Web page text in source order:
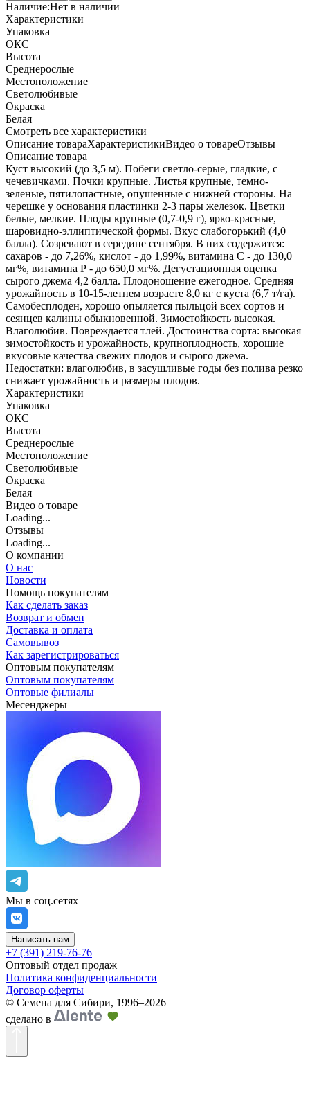
Наличие:Нет в наличии
Характеристики
Упаковка
ОКС
Высота
Среднерослые
Местоположение
Светолюбивые
Окраска
Белая
Cмотреть все характеристики
Описание товараХарактеристикиВидео о товареОтзывы
Описание товара
Куст высокий (до 3,5 м). Побеги светло-серые, гладкие, с
чечевичками. Почки крупные. Листья крупные, темно-
зеленые, пятилопастные, опушенные с нижней стороны. На
черешке у основания пластинки 2-3 пары железок. Цветки
белые, мелкие. Плоды крупные (0,7-0,9 г), ярко-красные,
шаровидно-эллиптической формы. Вкус слабогорький (4,0
балла). Созревают в середине сентября. В них содержится:
сахаров - до 7,26%, кислот - до 1,99%, витамина С - до 130,0
мг%, витамина Р - до 650,0 мг%. Дегустационная оценка
сырого джема 4,2 балла. Плодоношение ежегодное. Средняя
урожайность в 10-15-летнем возрасте 8,0 кг с куста (6,7 т/га).
Самобесплоден, хорошо опыляется пыльцой всех сортов и
сеянцев калины обыкновенной. Зимостойкость высокая.
Влаголюбив. Повреждается тлей. Достоинства сорта: высокая
зимостойкость и урожайность, крупноплодность, хорошие
вкусовые качества свежих плодов и сырого джема.
Недостатки: влаголюбив, в засушливые годы без полива резко
снижает урожайность и размеры плодов.
Характеристики
Упаковка
ОКС
Высота
Среднерослые
Местоположение
Светолюбивые
Окраска
Белая
Видео о товаре
Loading...
Отзывы
Loading...
О компании
О нас
Новости
Помощь покупателям
Как сделать заказ
Возврат и обмен
Доставка и оплата
Самовывоз
Как зарегистрироваться
Оптовым покупателям
Оптовым покупателям
Оптовые филиалы
Месенджеры
Мы в соц.сетях
Написать нам
+7 (391) 219-76-76
Оптовый отдел продаж
Политика конфиденциальности
Договор оферты
© Семена для Сибири, 1996–2026
сделано в